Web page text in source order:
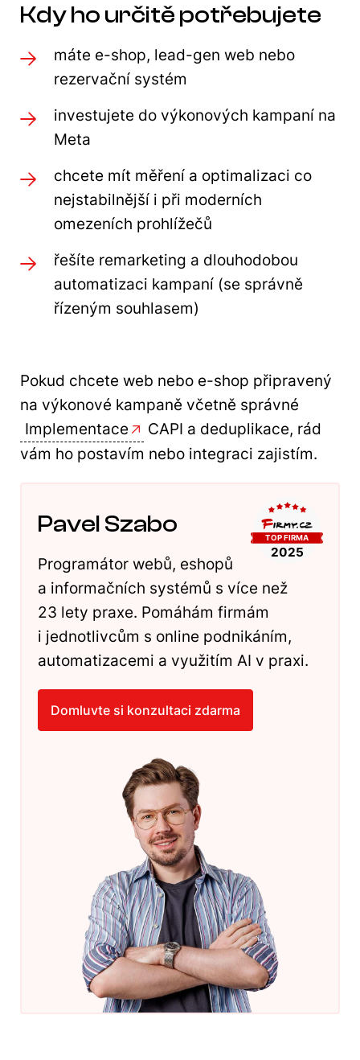
Kdy ho určitě potřebujete
máte e-shop, lead-gen web nebo
rezervační systém
investujete do výkonových kampaní na
Meta
chcete mít měření a optimalizaci co
nejstabilnější i při moderních
omezeních prohlížečů
řešíte remarketing a dlouhodobou
automatizaci kampaní (se správně
řízeným souhlasem)
Pokud chcete web nebo e-shop připravený
na výkonové kampaně včetně správné
Implementace
CAPI a deduplikace, rád
vám ho postavím nebo integraci zajistím.
Pavel Szabo
Programátor webů, eshopů
a informačních systémů s více než
23 lety praxe. Pomáhám firmám
i jednotlivcům s online podnikáním,
automatizacemi a využitím AI v praxi.
Domluvte si konzultaci zdarma